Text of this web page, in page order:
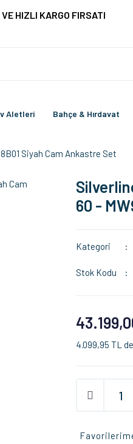
HIZLI KARGO FIRSATI
Aletleri Bahçe & Hırdavat
Siyah Cam Ankastre Set
60 -
Kategori
Stok Kodu
4.099,95 TL